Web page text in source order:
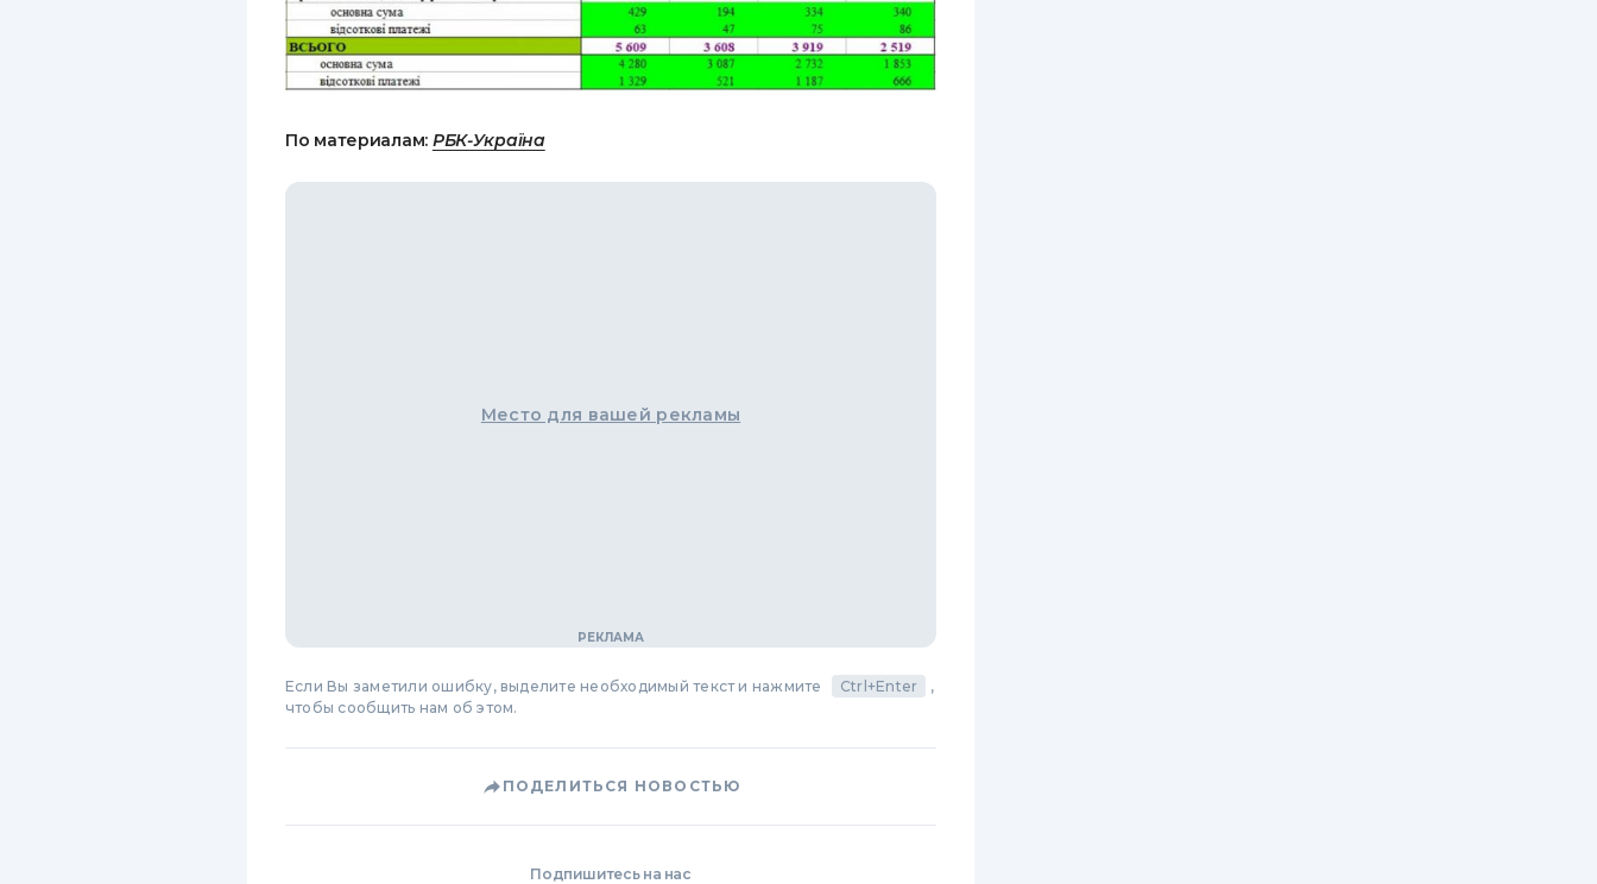
По материалам: РБК-Україна
Место для вашей рекламы
Если Вы заметили ошибку, выделите необходимый текст и нажмите Ctrl+Enter
,
чтобы сообщить нам об этом.
ПОДЕЛИТЬСЯ НОВОСТЬЮ
Подпишитесь на нас